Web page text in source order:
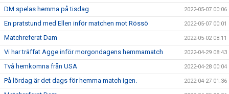
DM spelas hemma på tisdag 2022-05-07 00:06
En pratstund med Ellen inför matchen mot Rössö 2022-05-07 00:01
Matchreferat Dam 2022-05-02 08:11
Vi har träffat Agge inför morgondagens hemmamatch 2022-04-29 08:43
Två hemkomna från USA 2022-04-28 00:04
På lördag är det dags för hemma match igen. 2022-04-27 01:36